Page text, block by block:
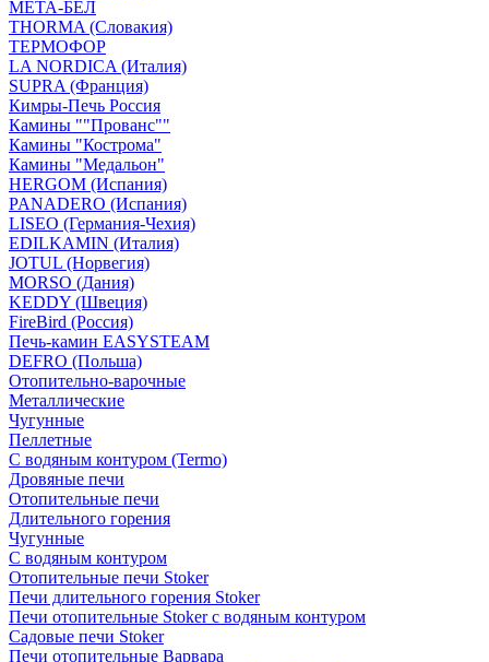
МЕТА-БЕЛ
THORMA (Словакия)
ТЕРМОФОР
LA NORDICA (Италия)
SUPRA (Франция)
Кимры-Печь Россия
Камины ""Прованс""
Камины "Кострома"
Камины "Медальон"
HERGOM (Испания)
PANADERO (Испания)
LISEO (Германия-Чехия)
EDILKAMIN (Италия)
JOTUL (Норвегия)
MORSO (Дания)
KEDDY (Швеция)
FireBird (Россия)
Печь-камин EASYSTEAM
DEFRO (Польша)
Отопительно-варочные
Металлические
Чугунные
Пеллетные
С водяным контуром (Termo)
Дровяные печи
Отопительные печи
Длительного горения
Чугунные
C водяным контуром
Отопительные печи Stoker
Печи длительного горения Stoker
Печи отопительные Stoker с водяным контуром
Садовые печи Stoker
Печи отопительные Варвара